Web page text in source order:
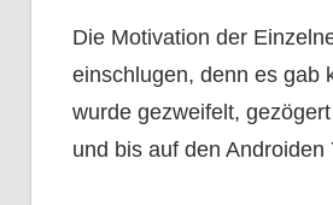
Die Motivation der
einschlugen, denn es gab
wurde gezweifelt,
und bis auf den